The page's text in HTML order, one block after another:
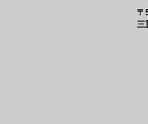
〒
三